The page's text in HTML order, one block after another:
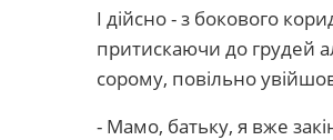
І дійсно - з бокового
притискаючи до грудей
сорому, повільно
- Мамо, батьку, я вже